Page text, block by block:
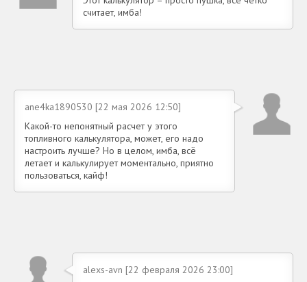
считает, имба!
ane4ka1890530 [22 мая 2026 12:50]
Какой-то непонятный расчет у этого
топливного калькулятора, может, его надо
настроить лучше? Но в целом, имба, всё
летает и калькулирует моментально, приятно
пользоваться, кайф!
alexs-avn [22 февраля 2026 23:00]